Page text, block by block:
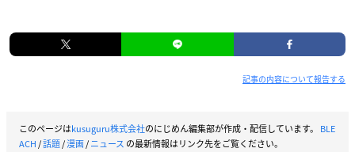
記事の内容について報告する
このページはkusuguru株式会社のにじめん編集部が作成・配信しています。 BLE
ACH/話題/漫画/ニュース の最新情報はリンク先をご覧ください。